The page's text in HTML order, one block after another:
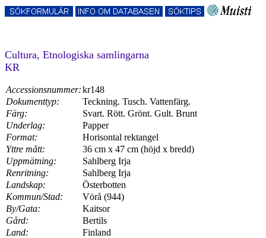
Cultura, Etnologiska samlingarna
KR
Accessionsnummer:kr148
Dokumenttyp:
Teckning. Tusch. Vattenfärg.
Färg:
Svart. Rött. Grönt. Gult. Brunt
Underlag:
Papper
Format:
Horisontal rektangel
Yttre mått:
36 cm x 47 cm (höjd x bredd)
Uppmätning:
Sahlberg Irja
Renritning:
Sahlberg Irja
Landskap:
Österbotten
Kommun/Stad:
Vörå (944)
By/Gata:
Kaitsor
Gård:
Bertils
Land:
Finland